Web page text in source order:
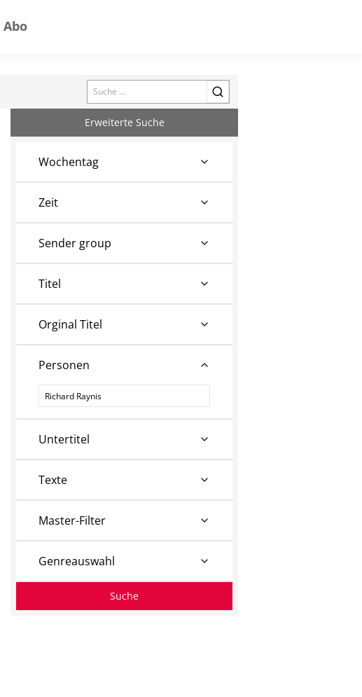
Abo
Search
Erweiterte Suche
Wochentag
Zeit
Sender group
Titel
Orginal Titel
Personen
Personen
Untertitel
Texte
Master-Filter
Genreauswahl
Suche